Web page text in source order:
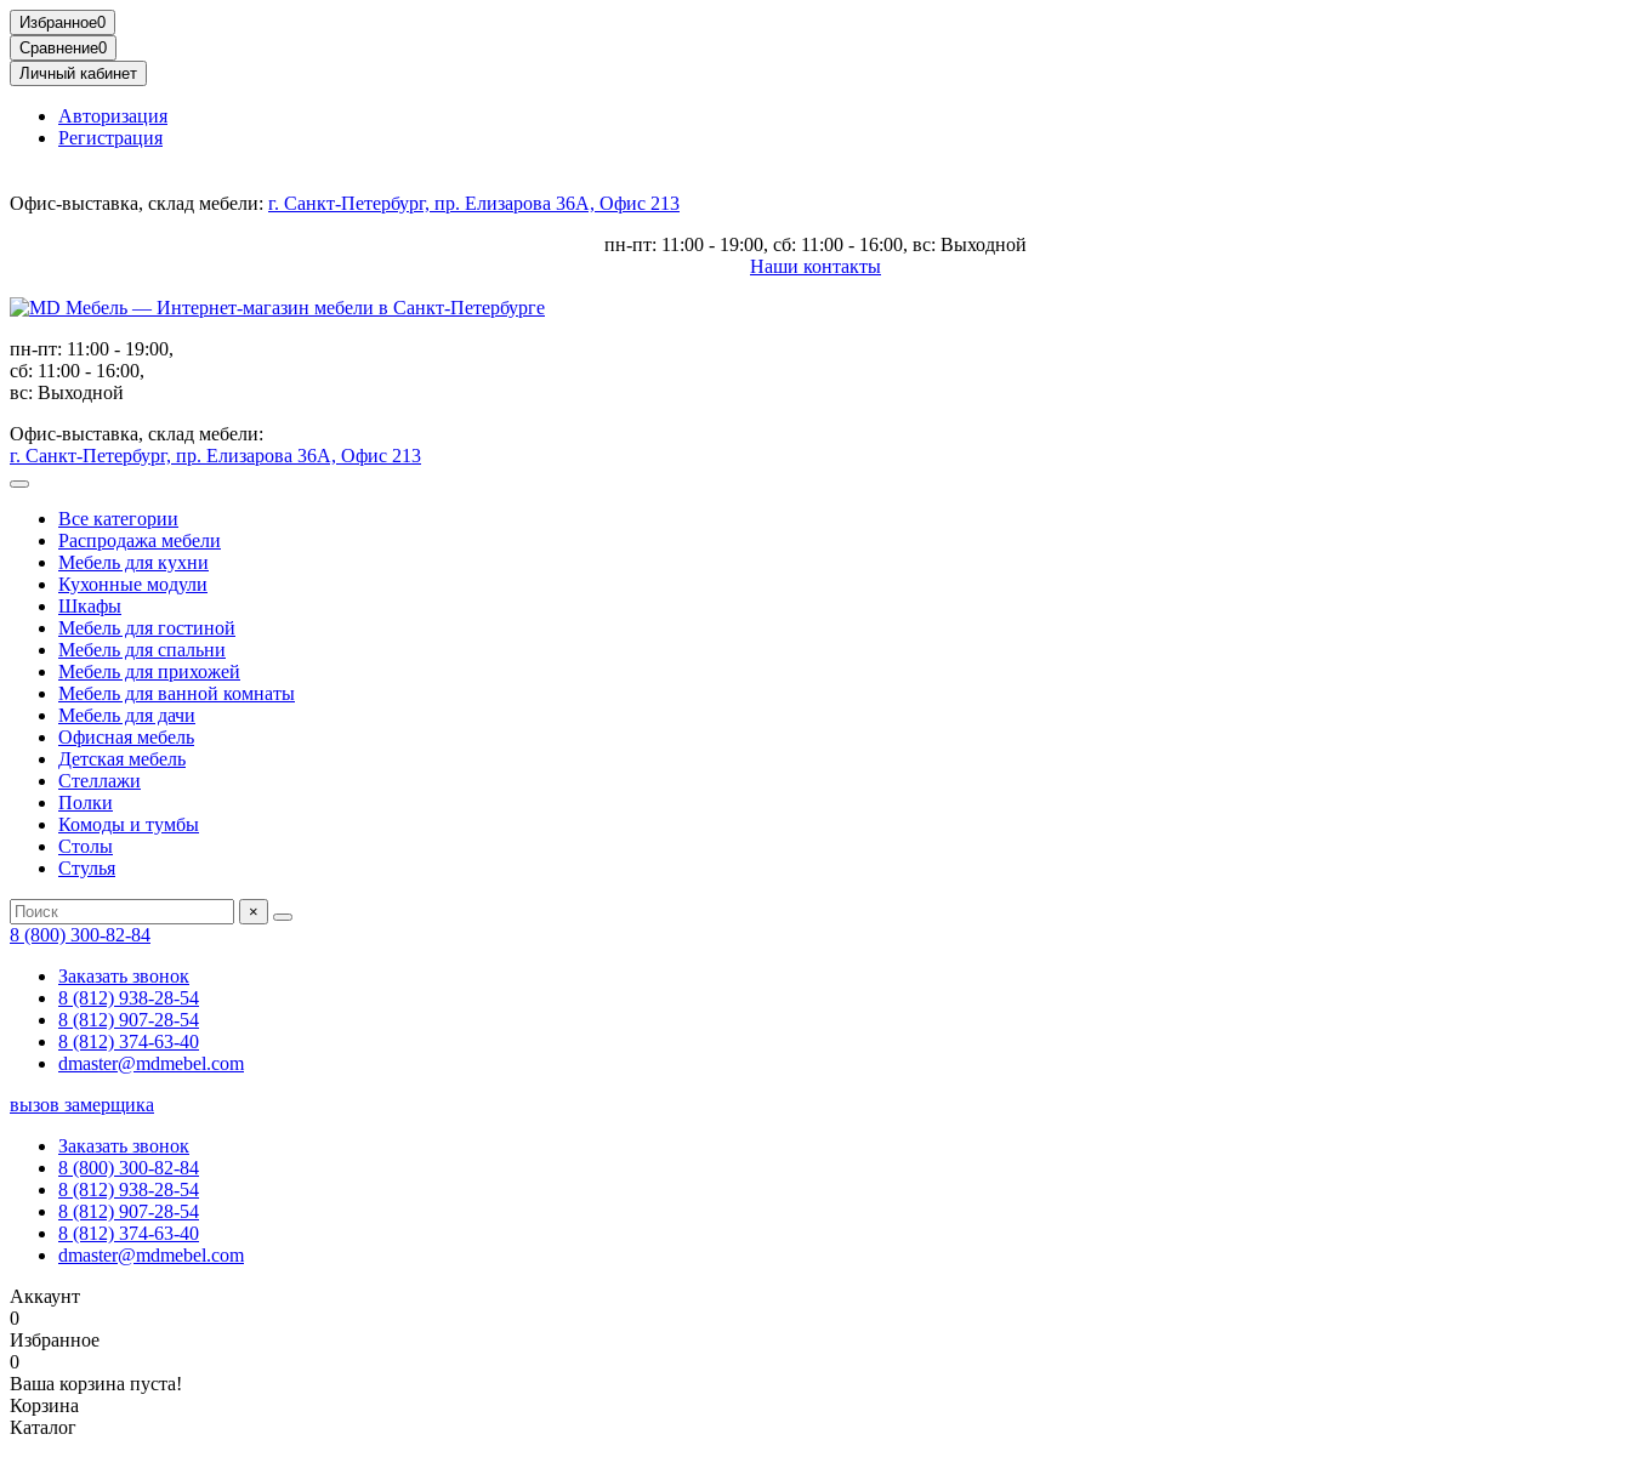
Избранное0
Сравнение0
Личный кабинет
Авторизация
Регистрация
Офис-выставка, склад мебели: г. Санкт-Петербург, пр. Елизарова 36А, Офис 213
пн-пт: 11:00 - 19:00, сб: 11:00 - 16:00, вс: Выходной
Наши контакты
пн-пт: 11:00 - 19:00,
сб: 11:00 - 16:00,
вс: Выходной
Офис-выставка, склад мебели:
г. Санкт-Петербург, пр. Елизарова 36А, Офис 213
Все категории
Распродажа мебели
Мебель для кухни
Кухонные модули
Шкафы
Мебель для гостиной
Мебель для спальни
Мебель для прихожей
Мебель для ванной комнаты
Мебель для дачи
Офисная мебель
Детская мебель
Стеллажи
Полки
Комоды и тумбы
Столы
Стулья
×
8 (800) 300-82-84
Заказать звонок
8 (812) 938-28-54
8 (812) 907-28-54
8 (812) 374-63-40
dmaster@mdmebel.com
вызов замерщика
Заказать звонок
8 (800) 300-82-84
8 (812) 938-28-54
8 (812) 907-28-54
8 (812) 374-63-40
dmaster@mdmebel.com
Аккаунт
0
Избранное
0
Ваша корзина пуста!
Корзина
Каталог